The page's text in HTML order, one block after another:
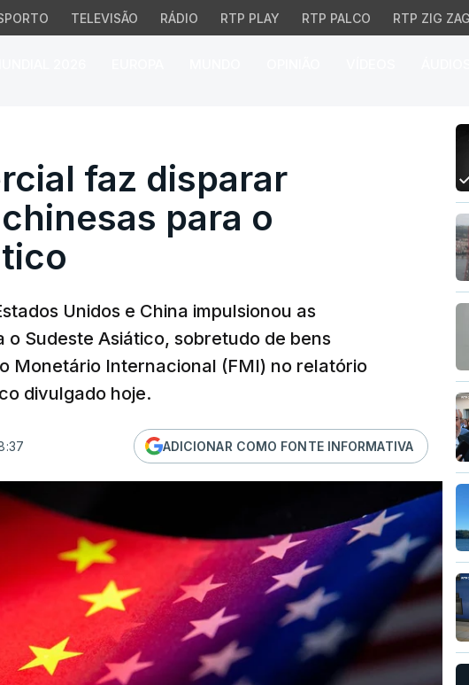
TELEVISÃO RÁDIO RTP PLAY RTP PALCO RTP ZIG ZAG
faz disparar
faz disparar
para o
Unidos e China impulsionou as
Sudeste Asiático, sobretudo de bens
Monetário Internacional (FMI) no relatório
divulgado hoje.
ADICIONAR COMO FONTE INFORMATIVA